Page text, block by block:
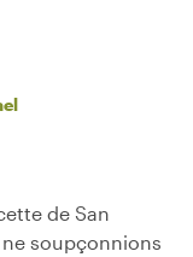
de San
soupçonnions